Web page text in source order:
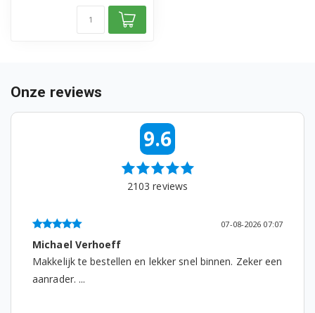
Siemens TE607203RW/09
Siemens TE607503DE/03
Siemens TE607503DE/04
Siemens TE607503DE/05
Siemens TE607503DE/07
Siemens TE607803CN/06
Siemens TE607803CN/09
Siemens TE607F03DE/02
Onze reviews
9.6
2103 reviews
07-08-2026 07:07
Michael Verhoeff
Makkelijk te bestellen en lekker snel binnen. Zeker een
aanrader. ...